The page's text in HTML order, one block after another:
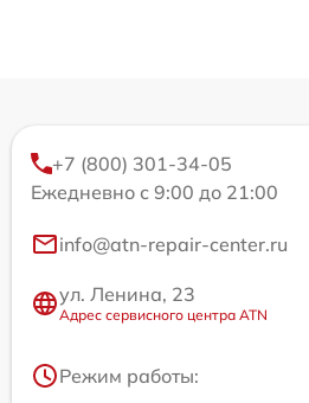
+7 (800) 301-34-05
Ежедневно с 9:00 до 21:00
info@atn-repair-center.ru
ул. Ленина, 23
Адрес сервисного центра ATN
Режим работы: